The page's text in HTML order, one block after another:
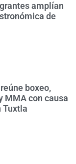
amplían
de
boxeo,
MMA con causa
Tuxtla